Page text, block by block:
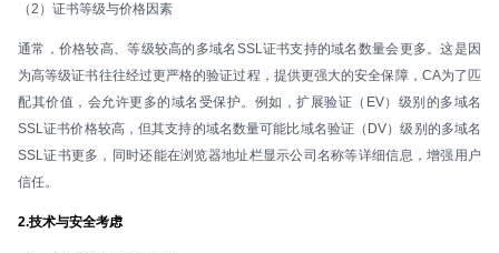
（2）证书等级与价格因素
通常，价格较高、等级较高的多域名SSL证书支持的域名数量会更多。这是因
为高等级证书往往经过更严格的验证过程，提供更强大的安全保障，CA为了匹
配其价值，会允许更多的域名受保护。例如，扩展验证（EV）级别的多域名
SSL证书价格较高，但其支持的域名数量可能比域名验证（DV）级别的多域名
SSL证书更多，同时还能在浏览器地址栏显示公司名称等详细信息，增强用户
信任。
2.技术与安全考虑